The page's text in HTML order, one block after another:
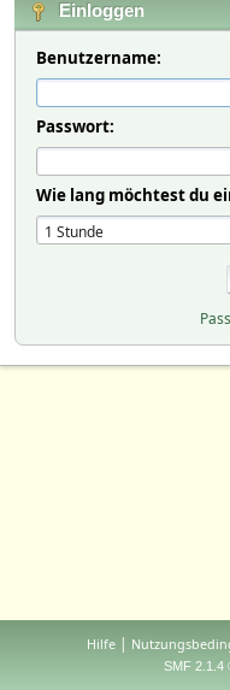
Einloggen
Benutzername:
Passwort:
Wie lang möchtest du
Hilfe |
SMF 2.1.4